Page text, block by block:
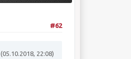
#62
(05.10.2018, 22:08)